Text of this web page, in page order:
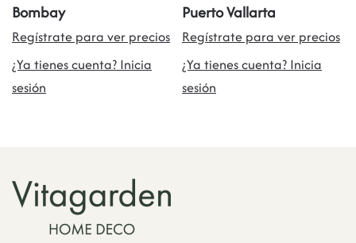
Bombay
Regístrate para ver precios
¿Ya tienes cuenta? Inicia
sesión
Puerto Vallarta
Regístrate para ver precios
¿Ya tienes cuenta? Inicia
sesión